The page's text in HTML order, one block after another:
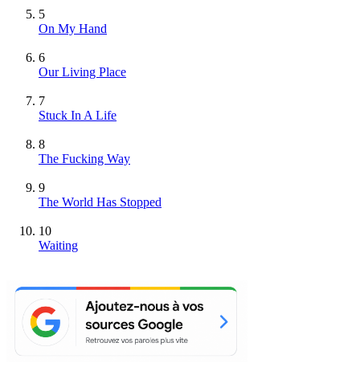
5
On My Hand
6
Our Living Place
7
Stuck In A Life
8
The Fucking Way
9
The World Has Stopped
10
Waiting